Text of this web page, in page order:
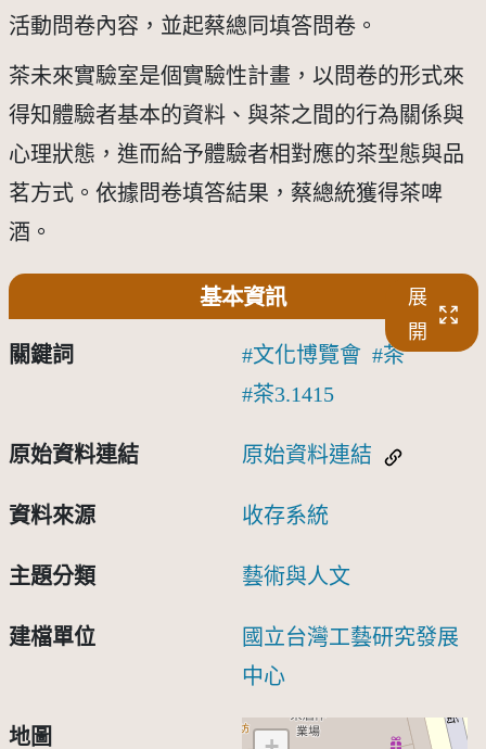
活動問卷內容，並起蔡總同填答問卷。
茶未來實驗室是個實驗性計畫，以問卷的形式來
得知體驗者基本的資料、與茶之間的行為關係與
心理狀態，進而給予體驗者相對應的茶型態與品
茗方式。依據問卷填答結果，蔡總統獲得茶啤
酒。
基本資訊
展
開
關鍵詞 文化博覽會
茶
茶3.1415
原始資料連結 原始資料連結
資料來源 收存系統
主題分類 藝術與人文
建檔單位
國立台灣工藝研究發展
中心
地圖